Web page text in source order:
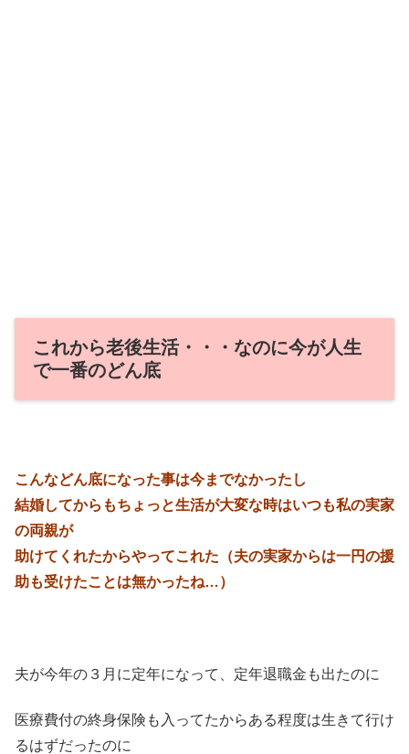
これから老後生活・・・なのに今が人生
で一番のどん底
こんなどん底になった事は今までなかったし
結婚してからもちょっと生活が大変な時はいつも私の実家
の両親が
助けてくれたからやってこれた（夫の実家からは一円の援
助も受けたことは無かったね…）
夫が今年の３月に定年になって、定年退職金も出たのに
医療費付の終身保険も入ってたからある程度は生きて行け
るはずだったのに